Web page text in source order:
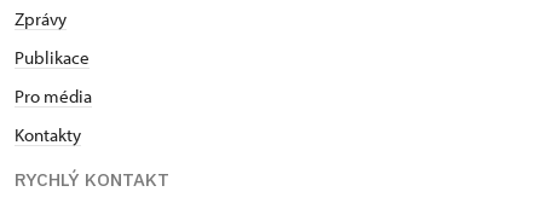
Zprávy
Publikace
Pro média
Kontakty
RYCHLÝ KONTAKT